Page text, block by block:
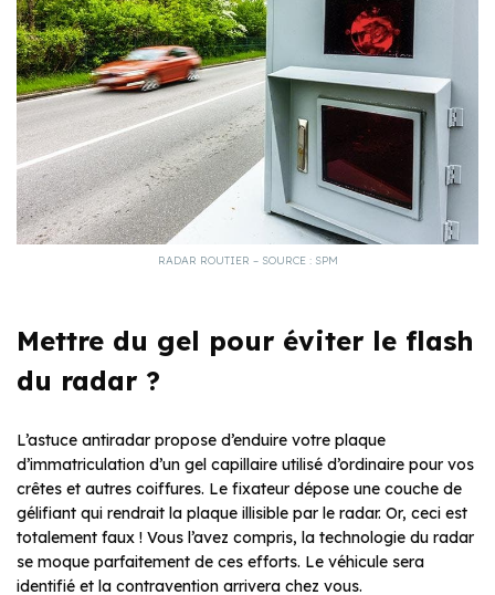
RADAR ROUTIER – SOURCE : SPM
Mettre du gel pour éviter le flash
du radar ?
L’astuce antiradar propose d’enduire votre plaque
d’immatriculation d’un gel capillaire utilisé d’ordinaire pour vos
crêtes et autres coiffures. Le fixateur dépose une couche de
gélifiant qui rendrait la plaque illisible par le radar. Or, ceci est
totalement faux ! Vous l’avez compris, la technologie du radar
se moque parfaitement de ces efforts. Le véhicule sera
identifié et la contravention arrivera chez vous.